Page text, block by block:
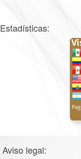
Estadísticas:
Aviso legal: